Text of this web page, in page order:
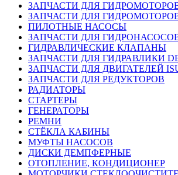
ЗАПЧАСТИ ДЛЯ
ЗАПЧАСТИ ДЛЯ
ПИЛОТНЫЕ НАСОСЫ
ЗАПЧАСТИ ДЛЯ
ГИДРАВЛИЧЕСКИЕ КЛАПАНЫ
ЗАПЧАСТИ ДЛЯ ГИДРАВЛИКИ
ЗАПЧАСТИ ДЛЯ ДВИГАТЕЛЕЙ
ЗАПЧАСТИ ДЛЯ РЕДУКТОРОВ
РАДИАТОРЫ
СТАРТЕРЫ
ГЕНЕРАТОРЫ
РЕМНИ
СТЁКЛА КАБИНЫ
МУФТЫ НАСОСОВ
ДИСКИ ДЕМПФЕРНЫЕ
ОТОПЛЕНИЕ, КОНДИЦИОНЕР